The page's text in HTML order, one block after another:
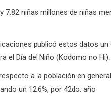
7.82 niñas millones de niñas
publicó estos datos un
el Día del Niño (Kodomo no Hi).
a la población en general
un 12.6%, por 42do. año